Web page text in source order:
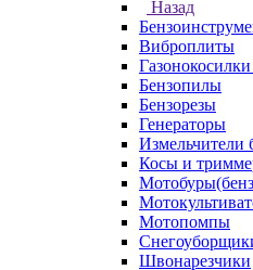
Назад
Виброплиты
Бензопилы
Бензорезы
Генераторы
Измельчители
Косы и
Мотопомпы
Швонарезчики